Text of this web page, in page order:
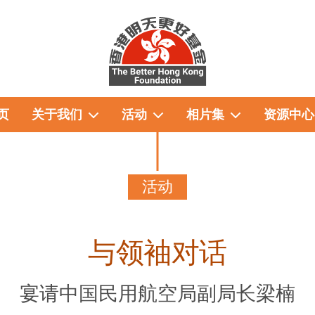
关于我们 活动 相片集 资源中心
活动
与领袖对话
宴请中国民用航空局副局长梁楠